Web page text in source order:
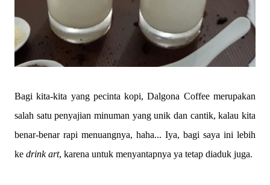
Bagi kita-kita yang pecinta kopi, Dalgona Coffee merupakan
salah satu penyajian minuman yang unik dan cantik, kalau kita
benar-benar rapi menuangnya, haha... Iya, bagi saya ini lebih
ke drink art, karena untuk menyantapnya ya tetap diaduk juga.